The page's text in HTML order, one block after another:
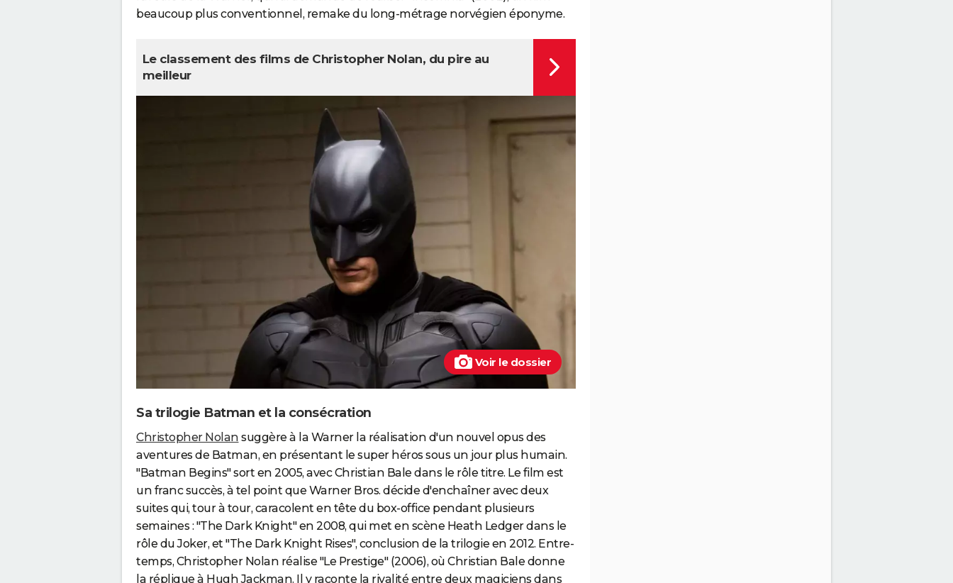
beaucoup plus conventionnel, remake du long-métrage norvégien éponyme.
Voir le dossier
Le classement des films de Christopher Nolan, du pire au
meilleur
Sa trilogie Batman et la consécration
Christopher Nolan suggère à la Warner la réalisation d'un nouvel opus des
aventures de Batman, en présentant le super héros sous un jour plus humain.
"Batman Begins" sort en 2005, avec Christian Bale dans le rôle titre. Le film est
un franc succès, à tel point que Warner Bros. décide d'enchaîner avec deux
suites qui, tour à tour, caracolent en tête du box-office pendant plusieurs
semaines : "The Dark Knight" en 2008, qui met en scène Heath Ledger dans le
rôle du Joker, et "The Dark Knight Rises", conclusion de la trilogie en 2012. Entre-
temps, Christopher Nolan réalise "Le Prestige" (2006), où Christian Bale donne
la réplique à Hugh Jackman. Il y raconte la rivalité entre deux magiciens dans